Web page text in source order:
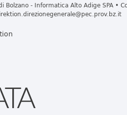
- Informatica Alto Adige SPA •